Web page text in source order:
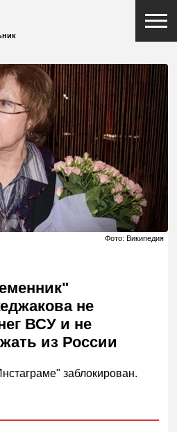
Фото: Википедия
не
ВСУ и не
из России
заблокирован.